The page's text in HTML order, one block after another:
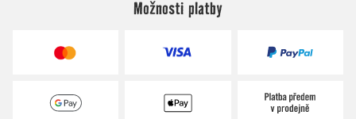
Možnosti platby